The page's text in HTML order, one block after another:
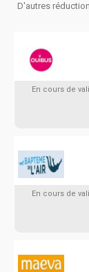
D'autres
En cours de
En cours de